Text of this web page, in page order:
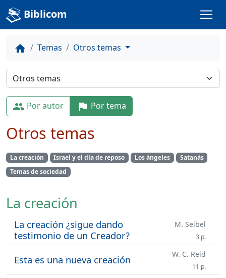
Biblicom
home Temas Otros temas
people Por autor flag Por tema
Otros temas
La creación Israel y el día de reposo Los ángeles
Satanás
Temas de sociedad
La creación
La creación ¿sigue dando
testimonio de un Creador?
M. Seibel
3 p.
Esta es una nueva creación W. C. Reid
11 p.